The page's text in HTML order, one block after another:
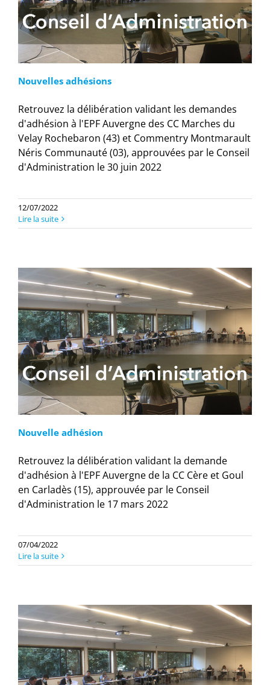
Nouvelles adhésions
Retrouvez la délibération validant les demandes
d'adhésion à l'EPF Auvergne des CC Marches du
Velay Rochebaron (43) et Commentry Montmarault
Néris Communauté (03), approuvées par le Conseil
d'Administration le 30 juin 2022
12/07/2022
Lire la suite
Nouvelle adhésion
Retrouvez la délibération validant la demande
d'adhésion à l'EPF Auvergne de la CC Cère et Goul
en Carladès (15), approuvée par le Conseil
d'Administration le 17 mars 2022
07/04/2022
Lire la suite